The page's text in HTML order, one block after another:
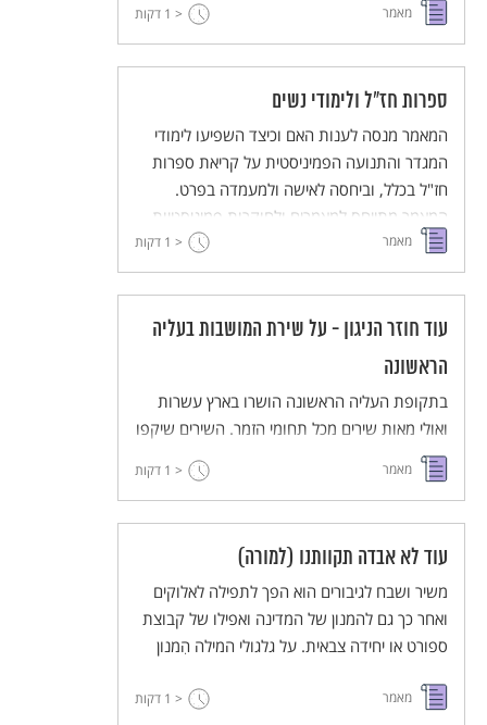
מאמר < 1 דקות
ספרות חז"ל ולימודי נשים
המאמר מנסה לענות האם וכיצד השפיעו לימודי
המגדר והתנועה הפמיניסטית על קריאת ספרות
חז"ל בכלל, וביחסה לאישה ולמעמדה בפרט.
המאמר מתייחס למאמרים ולחוקרות פמיניסטיות
של ספרות חז"ל ולמשמעויות העולות מקריאתן.
כמו כן, מציגה המחברת קריאה פמיניסטית של
משנת סוטה ג ד, המתבססת, לדעת המחברת, על
'מתודות קבילות לגמרי בלימוד אקדמי של תלמוד'.
מאמר < 1 דקות
עוד חוזר הניגון - על שירת המושבות בעליה
הראשונה
בתקופת העליה הראשונה הושרו בארץ עשרות
ואולי מאות שירים מכל תחומי הזמר. השירים שיקפו
את הרכבה המגוון של האוכלוסייה ולא היה להם
מכנה משותף אחד. המאמר מתרכז בשירי
מאמר < 1 דקות
עוד לא אבדה תקוותנו (למורה)
משיר ושבח לגיבורים הוא הפך לתפילה לאלוקים
ואחר כך גם להמנון של המדינה ואפילו של קבוצת
ספורט או יחידה צבאית. על גלגולי המילה הִמנון
מאמר < 1 דקות